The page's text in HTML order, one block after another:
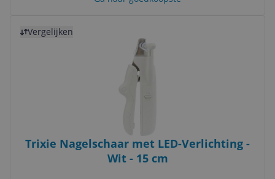
Vergelijken
Trixie Nagelschaar met LED-Verlichting -
Wit - 15 cm